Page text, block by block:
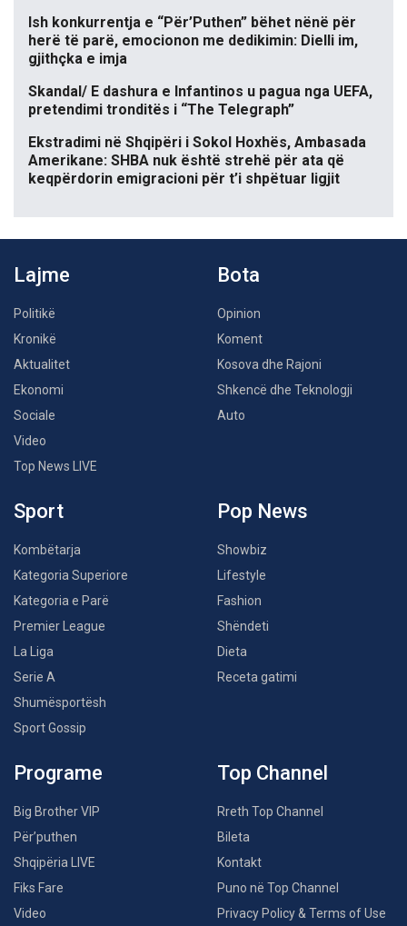
Ish konkurrentja e “Për’Puthen” bëhet nënë për
herë të parë, emocionon me dedikimin: Dielli im,
gjithçka e imja
Skandal/ E dashura e Infantinos u pagua nga UEFA,
pretendimi tronditës i “The Telegraph”
Ekstradimi në Shqipëri i Sokol Hoxhës, Ambasada
Amerikane: SHBA nuk është strehë për ata që
keqpërdorin emigracioni për t’i shpëtuar ligjit
Lajme
Politikë
Kronikë
Aktualitet
Ekonomi
Sociale
Video
Top News LIVE
Bota
Opinion
Koment
Kosova dhe Rajoni
Shkencë dhe Teknologji
Auto
Sport
Kombëtarja
Kategoria Superiore
Kategoria e Parë
Premier League
La Liga
Serie A
Shumësportësh
Sport Gossip
Pop News
Showbiz
Lifestyle
Fashion
Shëndeti
Dieta
Receta gatimi
Programe
Big Brother VIP
Për’puthen
Shqipëria LIVE
Fiks Fare
Video
Top Channel
Rreth Top Channel
Bileta
Kontakt
Puno në Top Channel
Privacy Policy & Terms of Use